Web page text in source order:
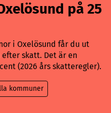
på 25
i Oxelösund får du ut
efter skatt. Det är en
(2026 års skatteregler).
kommuner